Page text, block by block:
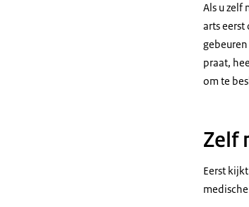
Als u zelf
arts
praat,
om te
Zelf
Eerst